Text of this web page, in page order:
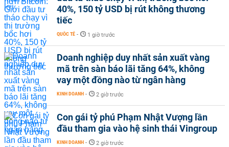
40%, 150 tỷ USD bị rút không thương
tiếc
QUỐC TẾ - 1 giờ trước
Doanh nghiệp duy nhất sản xuất vàng
mã trên sàn báo lãi tăng 64%, không
vay một đồng nào từ ngân hàng
KINH DOANH - 2 giờ trước
Con gái tỷ phú Phạm Nhật Vượng lần
đầu tham gia vào hệ sinh thái Vingroup
KINH DOANH - 2 giờ trước